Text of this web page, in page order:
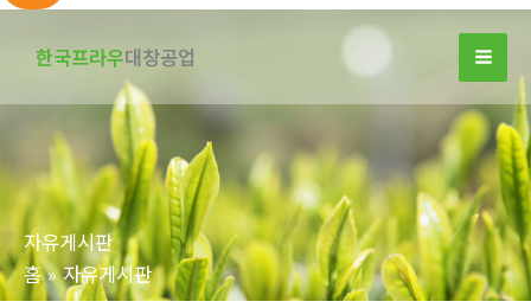
너
뛰
기
한국프라우대창공업
자유게시판
홈
자유게시판